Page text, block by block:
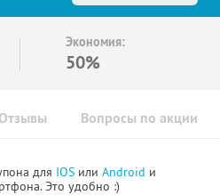
Экономия:
50%
Отзывы Вопросы по акции
для IOS или Android и
Это удобно :)